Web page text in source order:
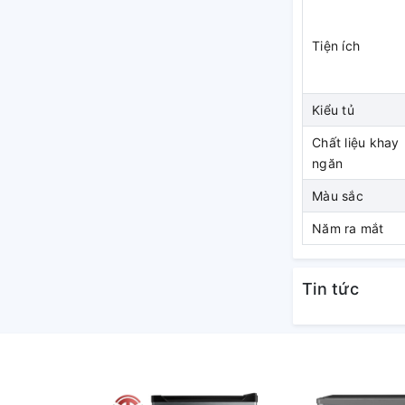
thói quen sử dụng của người dùng và tự
Tiện ích
Kiểu tủ
Chất liệu khay
ngăn
Màu sắc
Năm ra mắt
Tin tức